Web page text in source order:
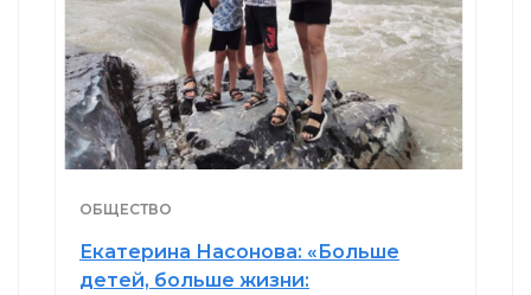
ОБЩЕСТВО
Екатерина Насонова: «Больше
детей, больше жизни: